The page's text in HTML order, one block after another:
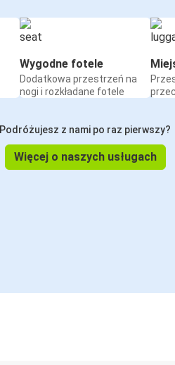
Wygodne fotele
Dodatkowa przestrzeń na
nogi i rozkładane fotele
Podróżujesz z nami po raz pierwszy?
Więcej o naszych usługach